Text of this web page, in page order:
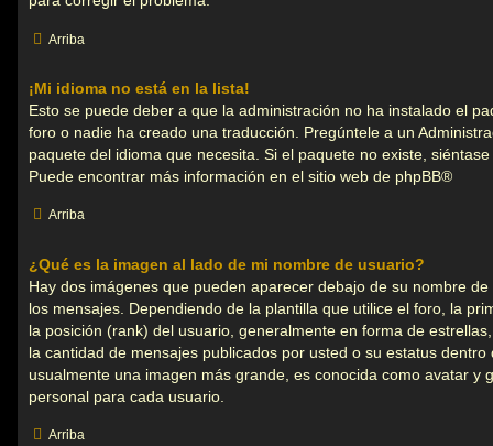
Arriba
¡Mi idioma no está en la lista!
Esto se puede deber a que la administración no ha instalado el
foro o nadie ha creado una traducción. Pregúntele a un
paquete del idioma que necesita. Si el paquete no existe,
Puede encontrar más información en el sitio web de phpBB®
Arriba
¿Qué es la imagen al lado de mi nombre de usuario?
Hay dos imágenes que pueden aparecer debajo de su nombre
los mensajes. Dependiendo de la plantilla que utilice el foro, la
la posición (rank) del usuario, generalmente en forma de
la cantidad de mensajes publicados por usted o su estatus
usualmente una imagen más grande, es conocida como avatar y
personal para cada usuario.
Arriba